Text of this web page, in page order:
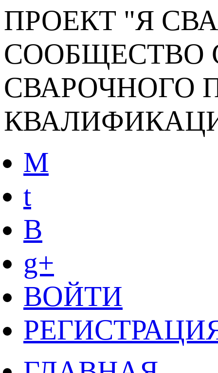
ПРОЕКТ "Я
СООБЩЕСТВО
СВАРОЧНОГО
M
t
B
g+
ВОЙТИ